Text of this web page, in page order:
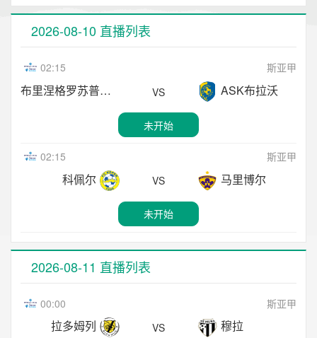
2026-08-10 直播列表
02:15 斯亚甲
布里涅格罗苏普列 VS ASK布拉沃
未开始
02:15 斯亚甲
科佩尔 VS 马里博尔
未开始
2026-08-11 直播列表
00:00 斯亚甲
拉多姆列 VS 穆拉